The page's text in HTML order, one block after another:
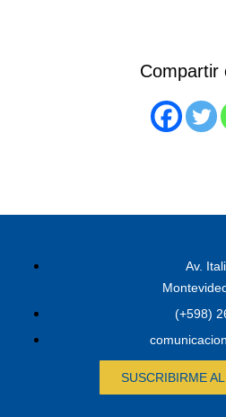
Compartir
Av.
(+598)
SUSCRIBIRME